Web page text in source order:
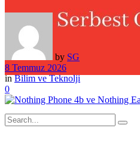
by SG
8 Temmuz 2026
in Bilim ve Teknolji
0